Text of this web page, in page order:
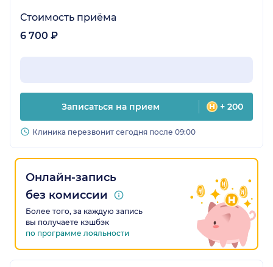
Стоимость приёма
6 700 ₽
Записаться на прием + 200
Клиника перезвонит сегодня после 09:00
Онлайн-запись
без комиссии
Более того, за каждую запись
вы получаете кэшбэк
по программе лояльности